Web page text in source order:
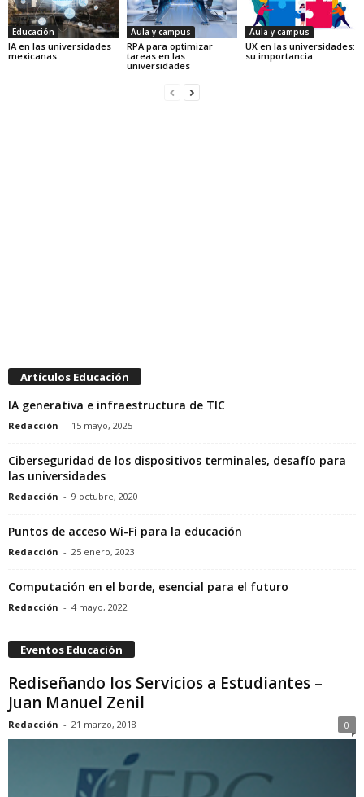
Educación
IA en las universidades
mexicanas
Aula y campus
RPA para optimizar
tareas en las
universidades
Aula y campus
UX en las universidades:
su importancia
Artículos Educación
IA generativa e infraestructura de TIC
Redacción - 15 mayo, 2025
Ciberseguridad de los dispositivos terminales, desafío para
las universidades
Redacción - 9 octubre, 2020
Puntos de acceso Wi-Fi para la educación
Redacción - 25 enero, 2023
Computación en el borde, esencial para el futuro
Redacción - 4 mayo, 2022
Eventos Educación
Rediseñando los Servicios a Estudiantes –
Juan Manuel Zenil
Redacción - 21 marzo, 2018 0